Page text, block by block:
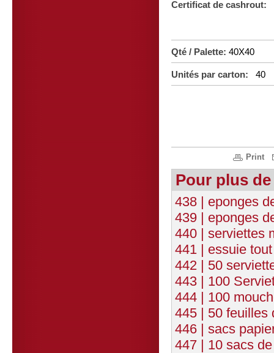
Certificat de cashrout:
Qté / Palette: 40X40
Unités par carton: 40
Print
Pour plus
438 | eponges
439 | eponges
440 | serviettes
441 | essuie
442 | 50
443 | 100
444 | 100
445 | 50 feuilles
446 | sacs
447 | 10 sacs